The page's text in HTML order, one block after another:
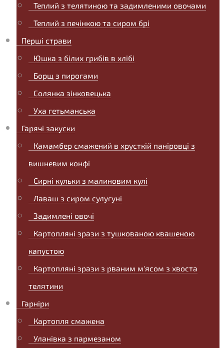
Теплий з телятиною та задимленими овочами
Теплий з печінкою та сиром брі
Перші страви
Юшка з білих грибів в хлібі
Борщ з пирогами
Солянка зінковецька
Уха гетьманська
Гарячі закуски
Камамбер смажений в хрусткій паніровці з
вишневим конфі
Сирні кульки з малиновим кулі
Лаваш з сиром сулугуні
Задимлені овочі
Картопляні зрази з тушкованою квашеною
капустою
Картопляні зрази з рваним м'ясом з хвоста
телятини
Гарніри
Картопля смажена
Уланівка з пармезаном